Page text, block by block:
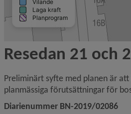
Resedan 21 och
Preliminärt syfte med planen är
planmässiga förutsättningar för
Diarienummer BN-2019/02086